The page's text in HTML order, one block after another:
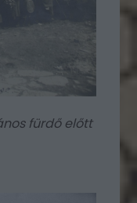
fürdő előtt